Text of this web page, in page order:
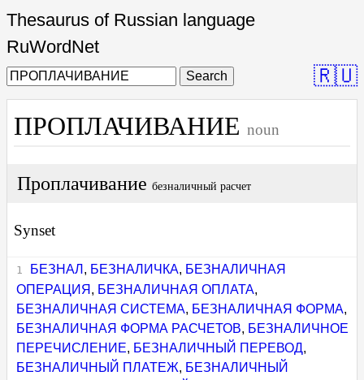
Thesaurus of Russian language
RuWordNet
Search 🇷🇺
ПРОПЛАЧИВАНИЕ noun
Проплачивание безналичный расчет
Synset
БЕЗНАЛ , БЕЗНАЛИЧКА, БЕЗНАЛИЧНАЯ
ОПЕРАЦИЯ , БЕЗНАЛИЧНАЯ ОПЛАТА,
БЕЗНАЛИЧНАЯ СИСТЕМА, БЕЗНАЛИЧНАЯ ФОРМА,
БЕЗНАЛИЧНАЯ ФОРМА РАСЧЕТОВ, БЕЗНАЛИЧНОЕ
ПЕРЕЧИСЛЕНИЕ, БЕЗНАЛИЧНЫЙ ПЕРЕВОД,
БЕЗНАЛИЧНЫЙ ПЛАТЕЖ, БЕЗНАЛИЧНЫЙ